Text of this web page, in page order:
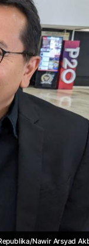
Nawir Arsyad